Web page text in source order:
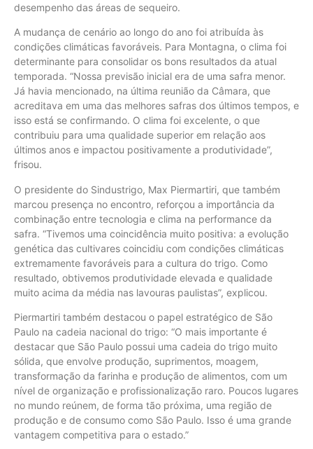
desempenho das áreas de sequeiro.
A mudança de cenário ao longo do ano foi atribuída às
condições climáticas favoráveis. Para Montagna, o clima foi
determinante para consolidar os bons resultados da atual
temporada. “Nossa previsão inicial era de uma safra menor.
Já havia mencionado, na última reunião da Câmara, que
acreditava em uma das melhores safras dos últimos tempos, e
isso está se confirmando. O clima foi excelente, o que
contribuiu para uma qualidade superior em relação aos
últimos anos e impactou positivamente a produtividade”,
frisou.
O presidente do Sindustrigo, Max Piermartiri, que também
marcou presença no encontro, reforçou a importância da
combinação entre tecnologia e clima na performance da
safra. “Tivemos uma coincidência muito positiva: a evolução
genética das cultivares coincidiu com condições climáticas
extremamente favoráveis para a cultura do trigo. Como
resultado, obtivemos produtividade elevada e qualidade
muito acima da média nas lavouras paulistas”, explicou.
Piermartiri também destacou o papel estratégico de São
Paulo na cadeia nacional do trigo: “O mais importante é
destacar que São Paulo possui uma cadeia do trigo muito
sólida, que envolve produção, suprimentos, moagem,
transformação da farinha e produção de alimentos, com um
nível de organização e profissionalização raro. Poucos lugares
no mundo reúnem, de forma tão próxima, uma região de
produção e de consumo como São Paulo. Isso é uma grande
vantagem competitiva para o estado.”